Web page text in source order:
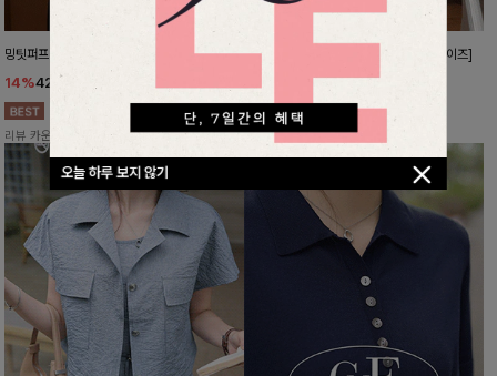
오늘 하루 보지 않기
밍팃퍼프 타이블라우스
14%42,900
리뷰 카운트 영역
숏중롱골라입을 인생슬랙스[S,M,L,XL사이즈]
32,900원
리뷰 카운트 영역